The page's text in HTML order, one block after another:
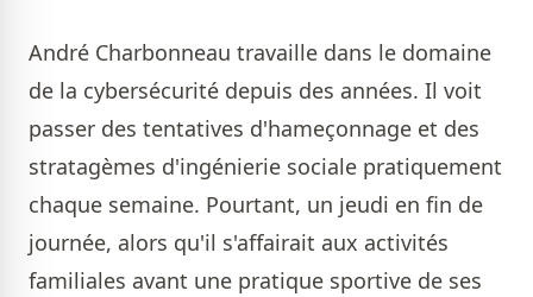
André Charbonneau travaille dans le domaine
de la cybersécurité depuis des années. Il voit
passer des tentatives d'hameçonnage et des
stratagèmes d'ingénierie sociale pratiquement
chaque semaine. Pourtant, un jeudi en fin de
journée, alors qu'il s'affairait aux activités
familiales avant une pratique sportive de ses